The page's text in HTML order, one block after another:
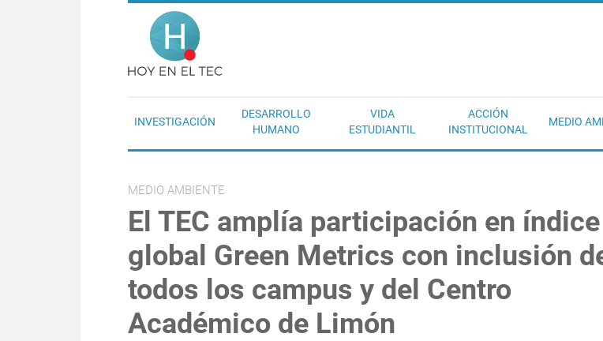
Pasar al contenido principal
INVESTIGACIÓN
DESARROLLO
HUMANO
VIDA
ESTUDIANTIL
ACCIÓN
INSTITUCIONAL
MEDIO
MEDIO AMBIENTE
El TEC amplía participación en índice
global Green Metrics con inclusión
todos los campus y del Centro
Académico de Limón